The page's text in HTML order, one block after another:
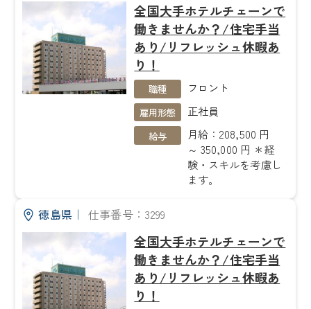
全国大手ホテルチェーンで
働きませんか？/住宅手当
あり/リフレッシュ休暇あ
り！
職種 フロント
雇用形態 正社員
給与
月給：208,500 円
～ 350,000 円 ＊経
験・スキルを考慮し
ます。
徳島県｜ 仕事番号：3299
全国大手ホテルチェーンで
働きませんか？/住宅手当
あり/リフレッシュ休暇あ
り！